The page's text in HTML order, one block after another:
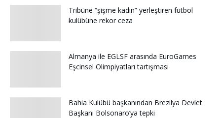
Tribüne “şişme kadın” yerleştiren futbol
kulübüne rekor ceza
Almanya ile EGLSF arasında EuroGames
Eşcinsel Olimpiyatları tartışması
Bahia Kulübü başkanından Brezilya Devlet
Başkanı Bolsonaro’ya tepki